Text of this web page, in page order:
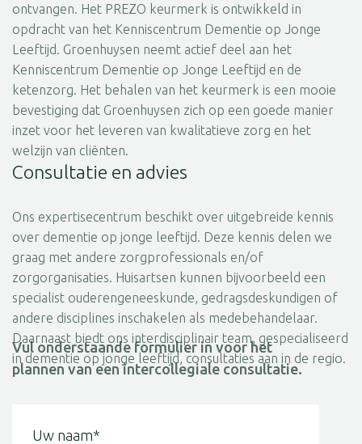
ontvangen. Het PREZO keurmerk is ontwikkeld in
opdracht van het Kenniscentrum Dementie op Jonge
Leeftijd. Groenhuysen neemt actief deel aan het
Kenniscentrum Dementie op Jonge Leeftijd en de
ketenzorg. Het behalen van het keurmerk is een mooie
bevestiging dat Groenhuysen zich op een goede manier
inzet voor het leveren van kwalitatieve zorg en het
welzijn van cliënten.
Consultatie en advies
Ons expertisecentrum beschikt over uitgebreide kennis
over dementie op jonge leeftijd. Deze kennis delen we
graag met andere zorgprofessionals en/of
zorgorganisaties. Huisartsen kunnen bijvoorbeeld een
specialist ouderengeneeskunde, gedragsdeskundigen of
andere disciplines inschakelen als medebehandelaar.
Daarnaast biedt ons interdisciplinair team, gespecialiseerd
in dementie op jonge leeftijd, consultaties aan in de regio.
Vul onderstaande formulier in voor het
plannen van een intercollegiale consultatie.